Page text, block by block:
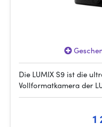
Die LUMIX S9 ist die
Vollformatkamera der
1